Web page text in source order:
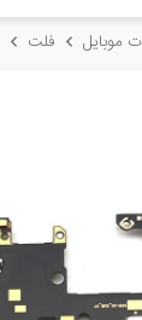
موبایل فلت